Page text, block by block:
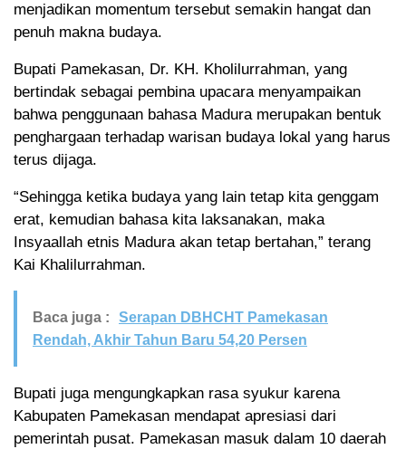
menjadikan momentum tersebut semakin hangat dan
penuh makna budaya.
Bupati Pamekasan, Dr. KH. Kholilurrahman, yang
bertindak sebagai pembina upacara menyampaikan
bahwa penggunaan bahasa Madura merupakan bentuk
penghargaan terhadap warisan budaya lokal yang harus
terus dijaga.
“Sehingga ketika budaya yang lain tetap kita genggam
erat, kemudian bahasa kita laksanakan, maka
Insyaallah etnis Madura akan tetap bertahan,” terang
Kai Khalilurrahman.
Baca juga :
Serapan DBHCHT Pamekasan
Rendah, Akhir Tahun Baru 54,20 Persen
Bupati juga mengungkapkan rasa syukur karena
Kabupaten Pamekasan mendapat apresiasi dari
pemerintah pusat. Pamekasan masuk dalam 10 daerah